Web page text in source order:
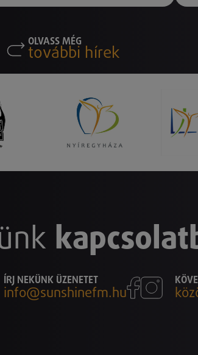
OLVASS MÉG
további hírek
ÍRJ NEKÜNK ÜZENETET
info@sunshinefm.hu